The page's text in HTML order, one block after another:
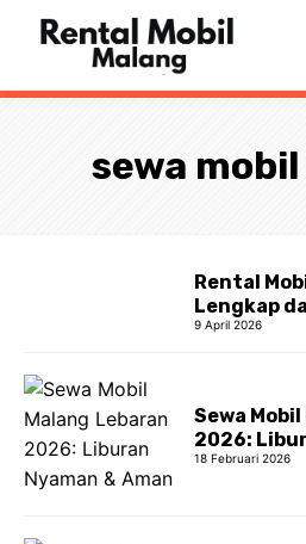
Langsung
sewa
Rental
Lengkap
9 April 2026
Sewa
2026:
18 Februari 2026